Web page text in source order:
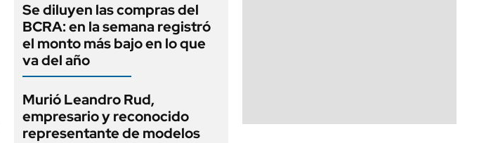
Se diluyen las compras del
BCRA: en la semana registró
el monto más bajo en lo que
va del año
Murió Leandro Rud,
empresario y reconocido
representante de modelos